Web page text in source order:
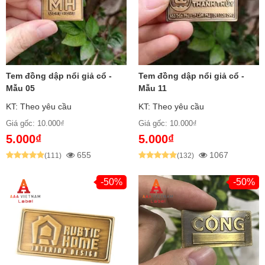
Nẵng và các tỉnh thành khác.
Tem Đồng Dập Nổi Giả Cổ Là
Gì?
Tem đồng dập nổi giả cổ -
Mẫu 05
KT: Theo yêu cầu
Giá gốc: 10.000₫
5.000₫
(111) 655
Tem đồng dập nổi giả cổ -
Mẫu 11
KT: Theo yêu cầu
Giá gốc: 10.000₫
5.000₫
(132) 1067
-50% -50%